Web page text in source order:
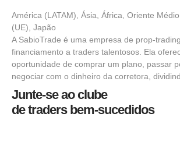
América (LATAM), Ásia, África, Oriente
(UE), Japão
A SabioTrade é uma empresa de prop-
financiamento a traders talentosos. Ela
oportunidade de comprar um plano, passar
negociar com o dinheiro da corretora,
Junte-se ao clube
de traders bem-sucedidos